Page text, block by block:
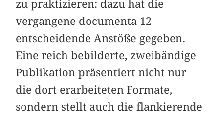
zu praktizieren: dazu hat die
vergangene documenta 12
entscheidende Anstöße gegeben.
Eine reich bebilderte, zweibändige
Publikation präsentiert nicht nur
die dort erarbeiteten Formate,
sondern stellt auch die flankierende